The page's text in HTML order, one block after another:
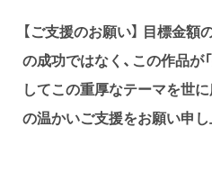
【ご支援のお願い】 目標金額
の成功ではなく、この作品が
してこの重厚なテーマを世
の温かいご支援をお願い申し